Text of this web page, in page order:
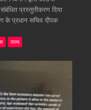
प्रस्तुतीकरण दिया
के प्रधान सचिव दीपक
राज्य